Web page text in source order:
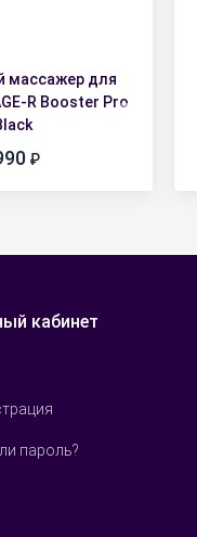
массажер для
R Booster Pro
кабинет
пароль?